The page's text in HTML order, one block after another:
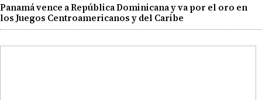
Panamá vence a República Dominicana y va por el oro en
los Juegos Centroamericanos y del Caribe